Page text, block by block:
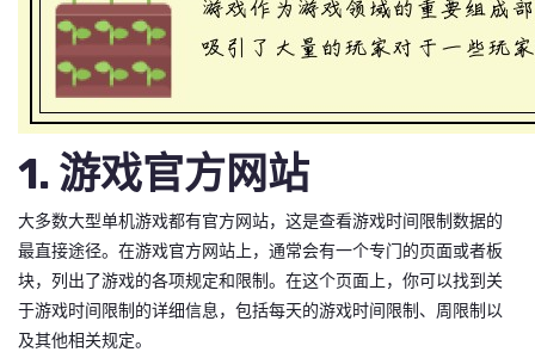
1. 游戏官方网站
大多数大型单机游戏都有官方网站，这是查看游戏时间限制数据的
最直接途径。在游戏官方网站上，通常会有一个专门的页面或者板
块，列出了游戏的各项规定和限制。在这个页面上，你可以找到关
于游戏时间限制的详细信息，包括每天的游戏时间限制、周限制以
及其他相关规定。